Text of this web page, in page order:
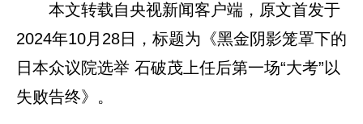
本文转载自央视新闻客户端，原文首发于
2024年10月28日，标题为《黑金阴影笼罩下的
日本众议院选举 石破茂上任后第一场“大考”以
失败告终》。